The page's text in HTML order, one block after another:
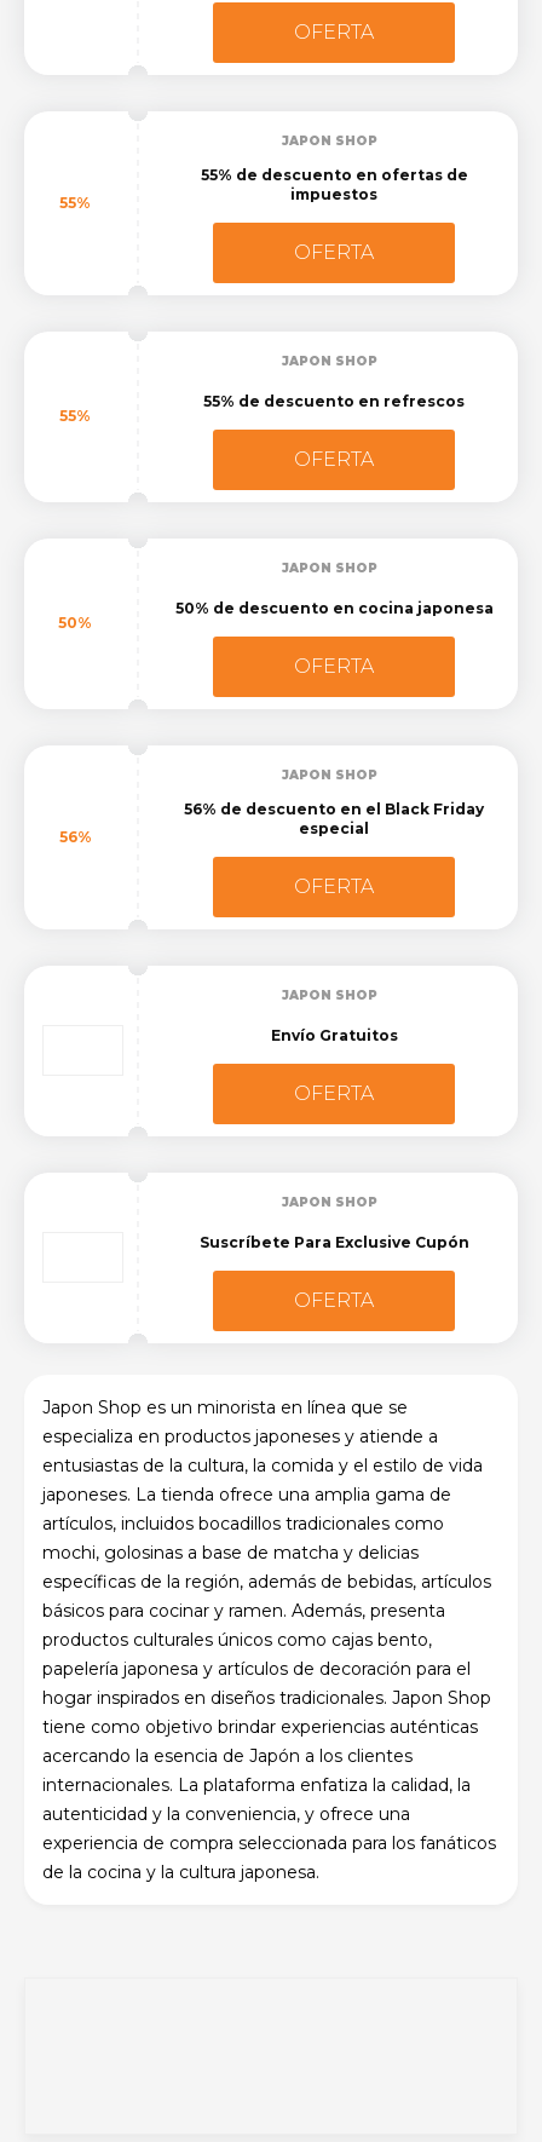
OFERTA
55%
JAPON SHOP
55% de descuento en ofertas de
impuestos
OFERTA
55%
JAPON SHOP
55% de descuento en refrescos
OFERTA
50%
JAPON SHOP
50% de descuento en cocina japonesa
OFERTA
56%
JAPON SHOP
56% de descuento en el Black Friday
especial
OFERTA
JAPON SHOP
Envío Gratuitos
OFERTA
JAPON SHOP
Suscríbete Para Exclusive Cupón
OFERTA
Japon Shop es un minorista en línea que se
especializa en productos japoneses y atiende a
entusiastas de la cultura, la comida y el estilo de vida
japoneses. La tienda ofrece una amplia gama de
artículos, incluidos bocadillos tradicionales como
mochi, golosinas a base de matcha y delicias
específicas de la región, además de bebidas, artículos
básicos para cocinar y ramen. Además, presenta
productos culturales únicos como cajas bento,
papelería japonesa y artículos de decoración para el
hogar inspirados en diseños tradicionales. Japon Shop
tiene como objetivo brindar experiencias auténticas
acercando la esencia de Japón a los clientes
internacionales. La plataforma enfatiza la calidad, la
autenticidad y la conveniencia, y ofrece una
experiencia de compra seleccionada para los fanáticos
de la cocina y la cultura japonesa.